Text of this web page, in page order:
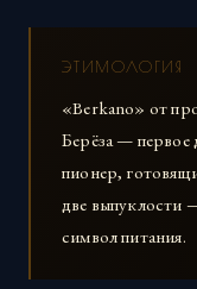
ЭТИМОЛОГИЯ
«Berkano» от
Берёза — первое
пионер,
две выпуклости
символ питания.